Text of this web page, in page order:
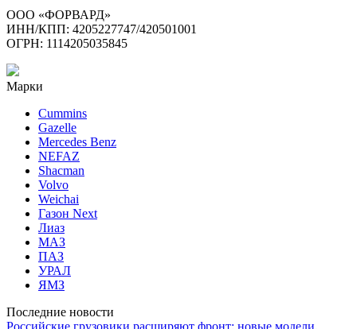
ООО «ФОРВАРД»
ИНН/КПП: 4205227747/420501001
ОГРН: 1114205035845
Марки
Cummins
Gazelle
Mercedes Benz
NEFAZ
Shacman
Volvo
Weichai
Газон Next
Лиаз
МАЗ
ПАЗ
УРАЛ
ЯМЗ
Последние новости
Российские грузовики расширяют фронт: новые модели,